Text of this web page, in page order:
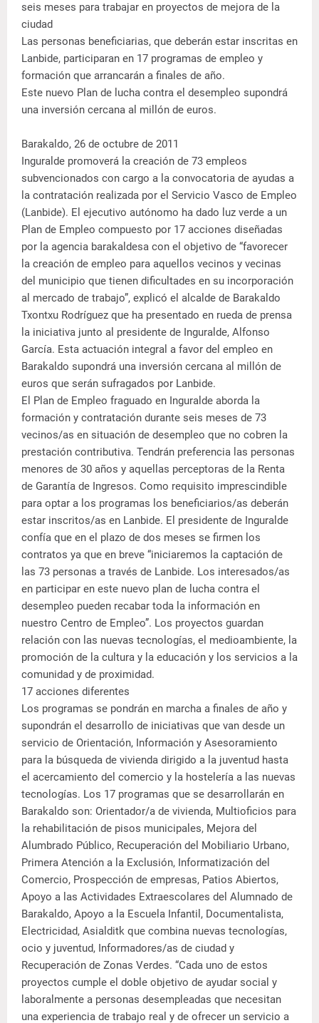
seis meses para trabajar en proyectos de mejora de la
ciudad
Las personas beneficiarias, que deberán estar inscritas en
Lanbide, participaran en 17 programas de empleo y
formación que arrancarán a finales de año.
Este nuevo Plan de lucha contra el desempleo supondrá
una inversión cercana al millón de euros.
Barakaldo, 26 de octubre de 2011
Inguralde promoverá la creación de 73 empleos
subvencionados con cargo a la convocatoria de ayudas a
la contratación realizada por el Servicio Vasco de Empleo
(Lanbide). El ejecutivo autónomo ha dado luz verde a un
Plan de Empleo compuesto por 17 acciones diseñadas
por la agencia barakaldesa con el objetivo de “favorecer
la creación de empleo para aquellos vecinos y vecinas
del municipio que tienen dificultades en su incorporación
al mercado de trabajo”, explicó el alcalde de Barakaldo
Txontxu Rodríguez que ha presentado en rueda de prensa
la iniciativa junto al presidente de Inguralde, Alfonso
García. Esta actuación integral a favor del empleo en
Barakaldo supondrá una inversión cercana al millón de
euros que serán sufragados por Lanbide.
El Plan de Empleo fraguado en Inguralde aborda la
formación y contratación durante seis meses de 73
vecinos/as en situación de desempleo que no cobren la
prestación contributiva. Tendrán preferencia las personas
menores de 30 años y aquellas perceptoras de la Renta
de Garantía de Ingresos. Como requisito imprescindible
para optar a los programas los beneficiarios/as deberán
estar inscritos/as en Lanbide. El presidente de Inguralde
confía que en el plazo de dos meses se firmen los
contratos ya que en breve “iniciaremos la captación de
las 73 personas a través de Lanbide. Los interesados/as
en participar en este nuevo plan de lucha contra el
desempleo pueden recabar toda la información en
nuestro Centro de Empleo”. Los proyectos guardan
relación con las nuevas tecnologías, el medioambiente, la
promoción de la cultura y la educación y los servicios a la
comunidad y de proximidad.
17 acciones diferentes
Los programas se pondrán en marcha a finales de año y
supondrán el desarrollo de iniciativas que van desde un
servicio de Orientación, Información y Asesoramiento
para la búsqueda de vivienda dirigido a la juventud hasta
el acercamiento del comercio y la hostelería a las nuevas
tecnologías. Los 17 programas que se desarrollarán en
Barakaldo son: Orientador/a de vivienda, Multioficios para
la rehabilitación de pisos municipales, Mejora del
Alumbrado Público, Recuperación del Mobiliario Urbano,
Primera Atención a la Exclusión, Informatización del
Comercio, Prospección de empresas, Patios Abiertos,
Apoyo a las Actividades Extraescolares del Alumnado de
Barakaldo, Apoyo a la Escuela Infantil, Documentalista,
Electricidad, Asialditk que combina nuevas tecnologías,
ocio y juventud, Informadores/as de ciudad y
Recuperación de Zonas Verdes. “Cada uno de estos
proyectos cumple el doble objetivo de ayudar social y
laboralmente a personas desempleadas que necesitan
una experiencia de trabajo real y de ofrecer un servicio a